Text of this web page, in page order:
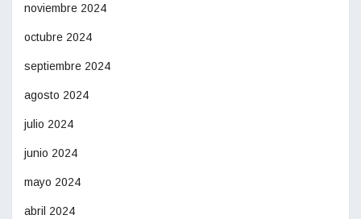
noviembre 2024
octubre 2024
septiembre 2024
agosto 2024
julio 2024
junio 2024
mayo 2024
abril 2024